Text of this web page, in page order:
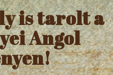
is tarolt a
Angol